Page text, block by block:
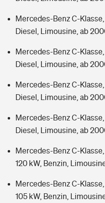
Mercedes-Benz C-Klasse,
Diesel, Limousine, ab
Mercedes-Benz C-
Diesel, Limousine, ab
Mercedes-Benz C-
Diesel, Limousine, ab
Mercedes-Benz C-Klasse,
Diesel, Limousine, ab
Mercedes-Benz C-Klasse,
120 kW, Benzin,
Mercedes-Benz C-Klasse,
105 kW, Benzin,